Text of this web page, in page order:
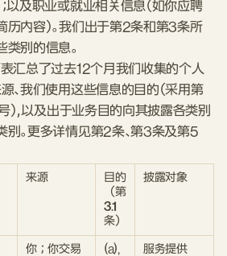
以及职业或就业相关信息（如你应聘
历内容）。我们出于第2条和第3条所
别的信息。
表汇总了过去12个月我们收集的个人
、我们使用这些信息的目的（采用第
），以及出于业务目的向其披露各类别
别。更多详情见第2条、第3条及第5
来源
目的
（第
3.1
条）
披露对象
你；你交易
(a),
服务提供